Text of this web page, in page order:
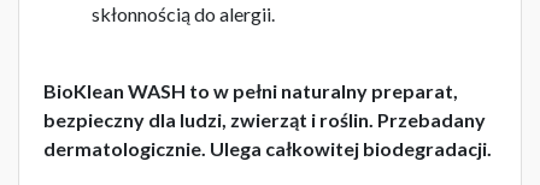
skłonnością do alergii.
BioKlean WASH to w pełni naturalny preparat,
bezpieczny dla ludzi, zwierząt i roślin. Przebadany
dermatologicznie. Ulega całkowitej biodegradacji.